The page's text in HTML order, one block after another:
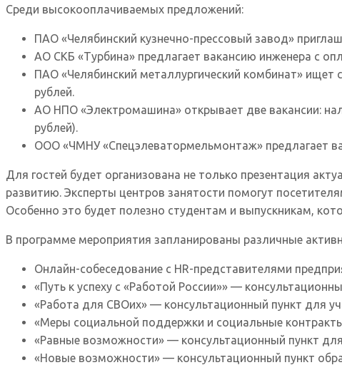
Среди высокооплачиваемых предложений:
ПАО «Челябинский кузнечно-прессовый завод»
АО СКБ «Турбина» предлагает вакансию инженера с
ПАО «Челябинский металлургический комбинат» ищет
рублей.
АО НПО «Электромашина» открывает две вакансии:
рублей).
ООО «ЧМНУ «Спецэлеватормельмонтаж» предлагает
Для гостей будет организована не только презентация
развитию. Эксперты центров занятости помогут
Особенно это будет полезно студентам и выпускникам,
В программе мероприятия запланированы различные
Онлайн-собеседование с HR-представителями
«Путь к успеху с «Работой России»» —
«Работа для СВОих» — консультационный пункт для
«Меры социальной поддержки и социальные
«Равные возможности» — консультационный пункт
«Новые возможности» — консультационный пункт